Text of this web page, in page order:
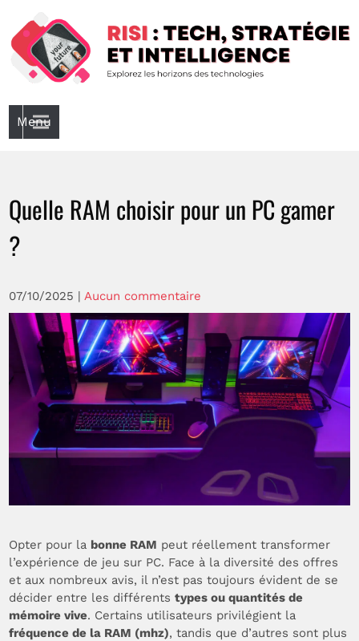
content
Risi : Tech, Stratégie Et Intelligence
Menu
Quelle RAM choisir pour un PC gamer
?
07/10/2025 |Aucun commentaire
Opter pour la bonne RAM peut réellement transformer
l’expérience de jeu sur PC. Face à la diversité des offres
et aux nombreux avis, il n’est pas toujours évident de se
décider entre les différentstypes ou quantités de
mémoire vive. Certains utilisateurs privilégient la
fréquence de la RAM (mhz), tandis que d’autres sont plus